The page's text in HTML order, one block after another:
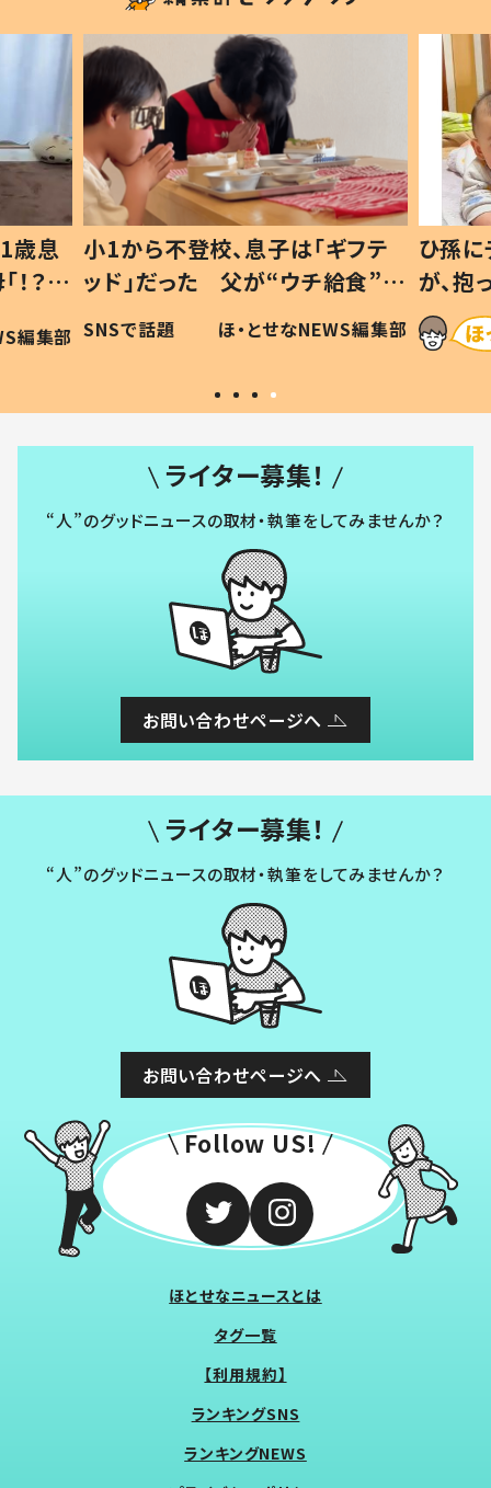
歳息
？」
編集部
小1から不登校、息子は「ギフテ
ッド」だった 父が“ウチ給食”を
作り続ける理由とは #令和の親
#令和の子
SNSで話題 ほ・とせなNEWS編集部
ひ孫
が、
「涙が
い」
ライター募集！
“人”のグッドニュースの取材・執筆をしてみませんか？
お問い合わせページへ
ライター募集！
“人”のグッドニュースの取材・執筆をしてみませんか？
お問い合わせページへ
Follow US!
ほとせなニュースとは
タグ一覧
【利用規約】
ランキングSNS
ランキングNEWS